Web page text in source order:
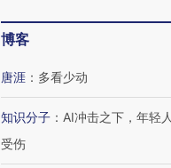
博客
唐涯 ： 多看少动
知识分子 ： AI冲击之下，年轻
受伤